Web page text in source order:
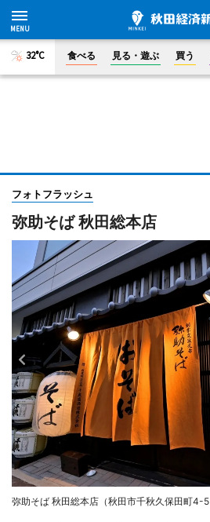
32°C 食べる 見る・遊ぶ 買う
フォトフラッシュ
弥助そば 秋田総本店
弥助そば 秋田総本店（秋田市千秋久保田町4-5